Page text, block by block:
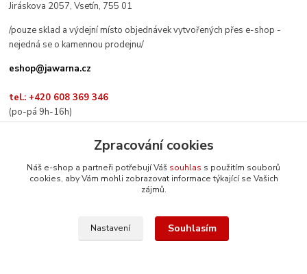
Jiráskova 2057, Vsetín, 755 01
/pouze sklad a výdejní místo objednávek vytvořených přes e-shop -
nejedná se o kamennou prodejnu/
eshop@jawarna.cz
tel.: +420 608 369 346
(po-pá 9h-16h)
Sledujte nás na Facebooku
Zpracování cookies
Náš e-shop a partneři potřebují Váš souhlas s použitím souborů
cookies, aby Vám mohli zobrazovat informace týkající se Vašich
zájmů.
Nastavení Souhlasím